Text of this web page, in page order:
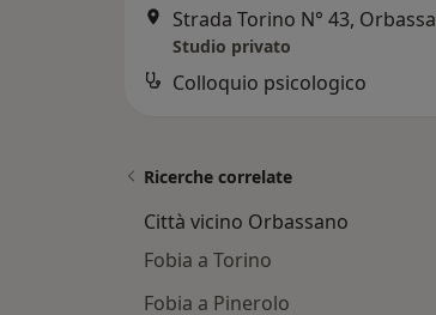
Strada Torino N° 43,
Studio privato
Colloquio psicologico
Ricerche correlate
Città vicino Orbassano
Fobia a Torino
Fobia a Pinerolo